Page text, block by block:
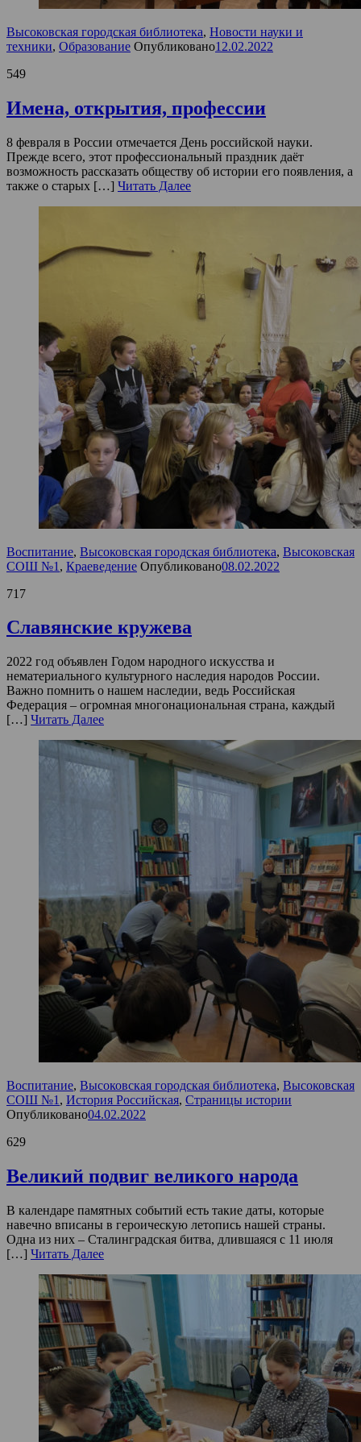
Высоковская городская библиотека, Новости науки и
техники, Образование Опубликовано12.02.2022
549
Имена, открытия, профессии
8 февраля в России отмечается День российской науки.
Прежде всего, этот профессиональный праздник даёт
возможность рассказать обществу об истории его появления, а
также о старых […] Читать Далее
Воспитание, Высоковская городская библиотека, Высоковская
СОШ №1 , Краеведение Опубликовано08.02.2022
717
Славянские кружева
2022 год объявлен Годом народного искусства и
нематериального культурного наследия народов России.
Важно помнить о нашем наследии, ведь Российская
Федерация – огромная многонациональная страна, каждый
[…] Читать Далее
Воспитание, Высоковская городская библиотека, Высоковская
СОШ №1 , История Российская, Страницы истории
Опубликовано04.02.2022
629
Великий подвиг великого народа
В календаре памятных событий есть такие даты, которые
навечно вписаны в героическую летопись нашей страны.
Одна из них – Сталинградская битва, длившаяся с 11 июля
[…] Читать Далее